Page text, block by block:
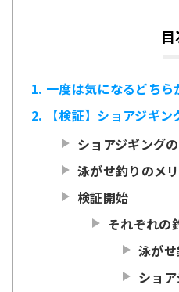
1 一度は気になるどちら
2
【検証】ショアジギ
2.1
ショアジギング
2.2
泳がせ釣りのメ
2.3
検証開始
2.3.1
それぞれの
2.3.1.1
泳がせ
2.3.1.2
ショ